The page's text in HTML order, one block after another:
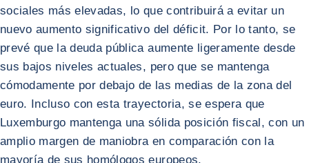
sociales más elevadas, lo que contribuirá a evitar un
nuevo aumento significativo del déficit. Por lo tanto, se
prevé que la deuda pública aumente ligeramente desde
sus bajos niveles actuales, pero que se mantenga
cómodamente por debajo de las medias de la zona del
euro. Incluso con esta trayectoria, se espera que
Luxemburgo mantenga una sólida posición fiscal, con un
amplio margen de maniobra en comparación con la
mayoría de sus homólogos europeos.